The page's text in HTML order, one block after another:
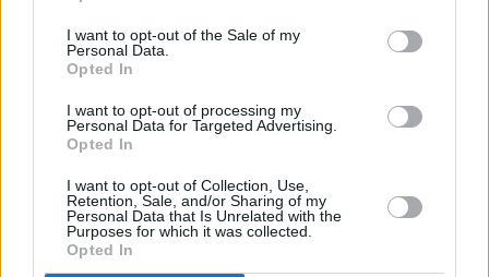
I want to opt-out of the Sale of my
Personal Data.
Opted In
I want to opt-out of processing my
Personal Data for Targeted Advertising.
Opted In
I want to opt-out of Collection, Use,
Retention, Sale, and/or Sharing of my
Personal Data that Is Unrelated with the
Purposes for which it was collected.
Opted In